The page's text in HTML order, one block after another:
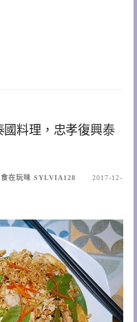
國料理，忠孝復興泰
食在玩味 SYLVIA128
2017-12-